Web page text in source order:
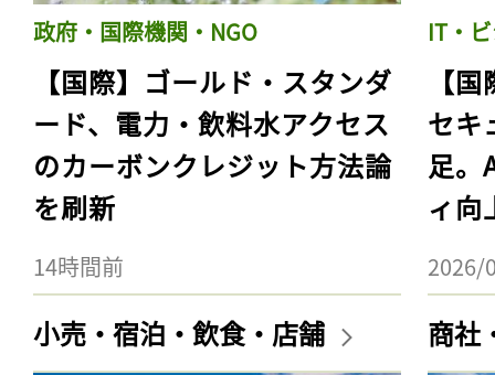
政府・国際機関・NGO
【国際】ゴールド・スタンダ
ード、電力・飲料水アクセス
のカーボンクレジット方法論
を刷新
14時間前
IT・
【
セキ
足。
ィ向
2026/
小売・宿泊・飲食・店舗 商社